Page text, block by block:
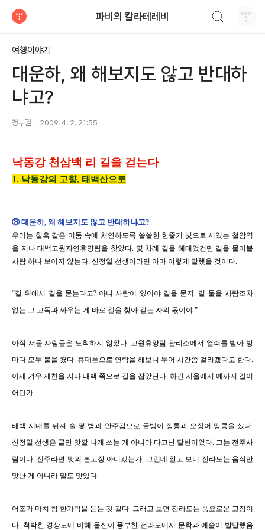
파비의 칼라테레비
여행이야기
대운하, 왜 해보지도 않고 반대하
냐고?
정부권 2009. 4. 2. 21:55
낙동강 천삼백 리 길을 걷는다
1. 낙동강의 고향, 태백산으로
③ 대운하, 왜 해보지도 않고 반대하냐고?
우리는 칠흑 같은 어둠 속에 처연하도록 쓸쓸한 한줄기 빛으로 서있는 철암역
을 지나 태백고원자연휴양림을 찾았다. 몇 차례 길을 헤매었건만 길을 물어볼
사람 하나 보이지 않는다. 신정일 선생이라면 아마 이렇게 말했을 것이다.
“길 위에서 길을 묻는다고? 아니 사람이 있어야 길을 묻지 . 길 물을 사람조차
없는 그 고독과 싸우는 게 바로 길을 찾아 걷는 자의 몫이야.”
아직 서울 사람들은 도착하지 않았다. 고원휴양림 관리소에서 열쇠를 받아 방
마다 모두 불을 켰다. 휴대폰으로 연락을 해보니 두어 시간쯤 걸리겠다고 한다.
이제 겨우 제천을 지나 태백 쪽으로 길을 잡았단다. 하긴 서울에서 예까지 길이
어딘가.
태백 시내를 뒤져 술 몇 병과 안주감으로 골뱅이 깡통과 오징어 땅콩을 샀다.
신정일 선생은 글만 맛깔 나게 쓰는 게 아니라 타고난 달변이었다. 그는 전주사
람이다. 전주라면 맛의 본고장 아니겠는가. 그런데 알고 보니 전라도는 음식만
맛난 게 아니라 말도 맛있다.
어조가 마치 창 한가락을 듣는 것 같다. 그러고 보면 전라도는 풍요로운 고장이
다. 척박한 경상도에 비해 물산이 풍부한 전라도에서 문학과 예술이 발달했음